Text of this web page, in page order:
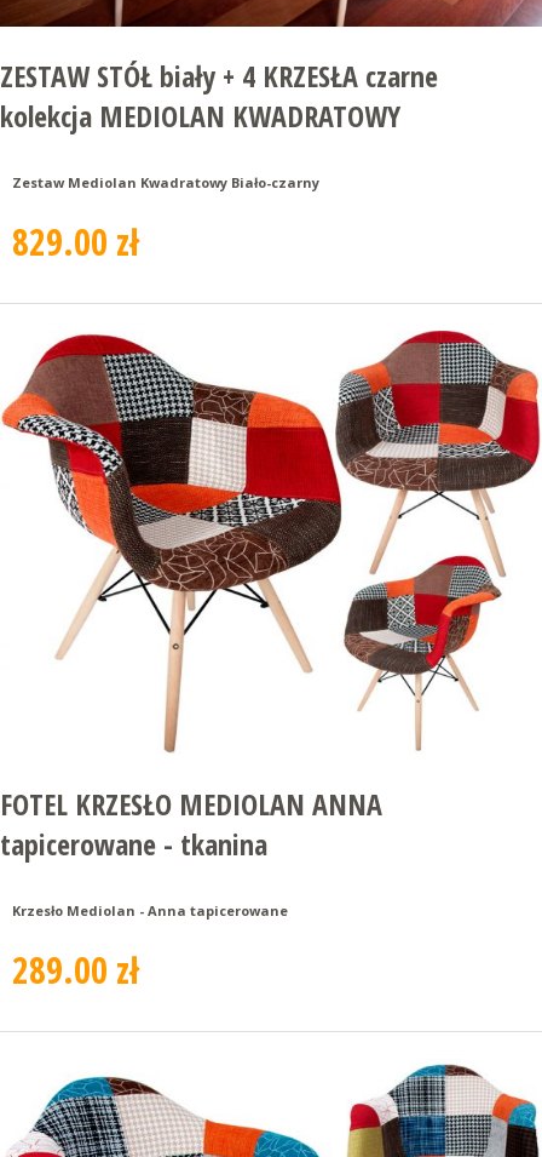
ZESTAW STÓŁ biały + 4 KRZESŁA czarne
kolekcja MEDIOLAN KWADRATOWY
Zestaw Mediolan Kwadratowy Biało-czarny
829.00 zł
FOTEL KRZESŁO MEDIOLAN ANNA
tapicerowane - tkanina
Krzesło Mediolan - Anna tapicerowane
289.00 zł